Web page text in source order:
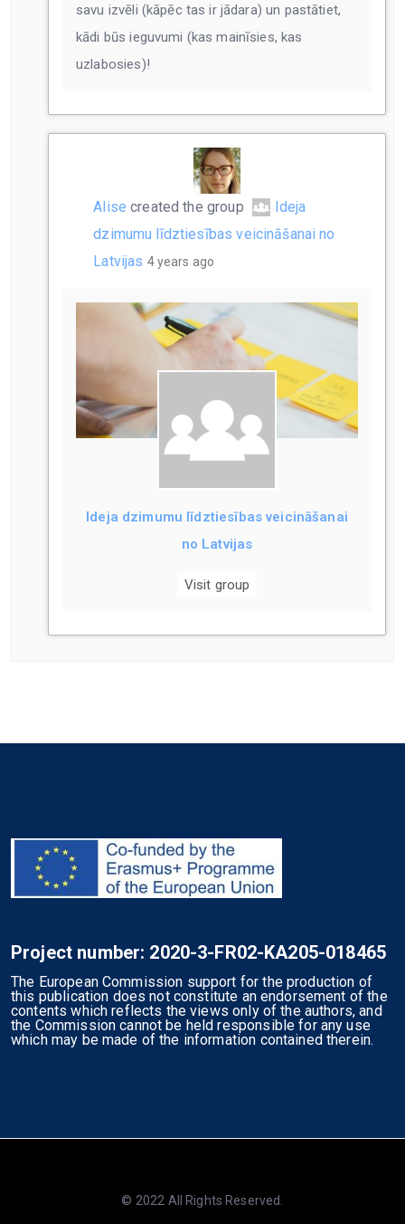
savu izvēli (kāpēc tas ir jādara) un pastātiet,
kādi būs ieguvumi (kas mainīsies, kas
uzlabosies)!
Alise created the group
Ideja
dzimumu līdztiesības veicināšanai no
Latvijas 4 years ago
Ideja dzimumu līdztiesības veicināšanai
no Latvijas
Visit group
Project number: 2020-3-FR02-KA205-018465
The European Commission support for the production of
this publication does not constitute an endorsement of the
contents which reflects the views only of the authors, and
the Commission cannot be held responsible for any use
which may be made of the information contained therein.
© 2022 All Rights Reserved.